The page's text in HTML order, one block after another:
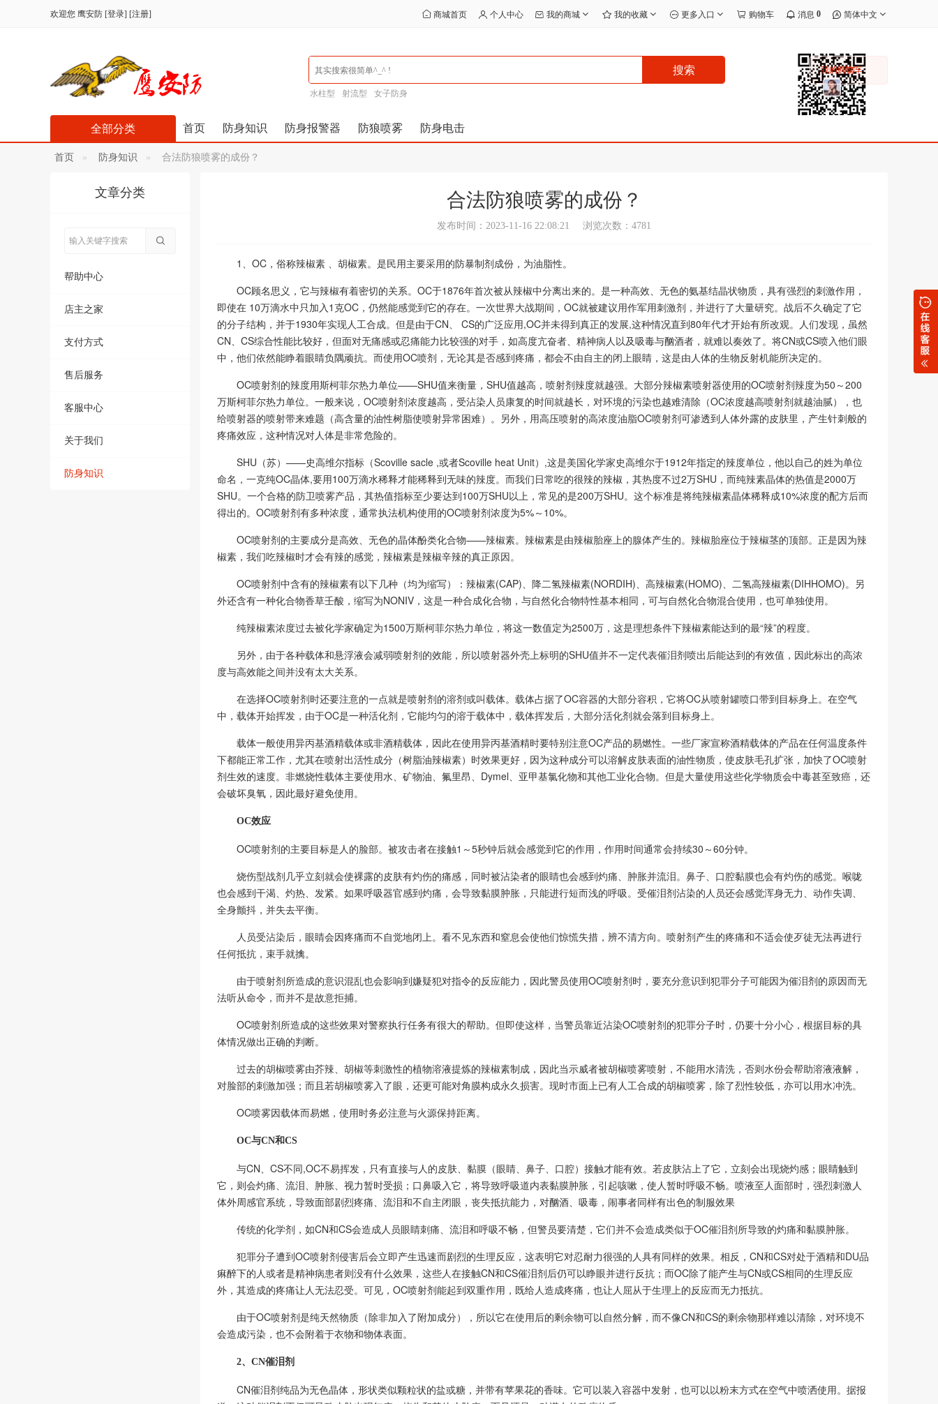
欢迎您 鹰安防 [登录] [注册] 商城首页 个人中心 我的商城 我的收藏 更多入口 购物车 消息 0 简体中文
搜索
水柱型 射流型 女子防身
我的购物车
首页 防身知识 防身报警器 防狼喷雾 防身电击
全部分类
首页 防身知识 合法防狼喷雾的成份？
合法防狼喷雾的成份？
发布时间：2023-11-16 22:08:21 浏览次数：4781
1、OC，俗称辣椒素 、胡椒素。是民用主要采用的防暴制剂成份，为油脂性。
OC顾名思义，它与辣椒有着密切的关系。OC于1876年首次被从辣椒中分离出来的。是一种高效、无色的氨基结晶状物质，具有强烈的刺激作用，
即使在 10万滴水中只加入1克OC，仍然能感觉到它的存在。一次世界大战期间，OC就被建议用作军用刺激剂，并进行了大量研究。战后不久确定了它
的分子结构，并于1930年实现人工合成。但是由于CN、 CS的广泛应用,OC并未得到真正的发展,这种情况直到80年代才开始有所改观。人们发现，虽然
CN、CS综合性能比较好，但面对无痛感或忍痛能力比较强的对手，如高度亢奋者、精神病人以及吸毒与酗酒者，就难以奏效了。将CN或CS喷入他们眼
中，他们依然能睁着眼睛负隅顽抗。而使用OC喷剂，无论其是否感到疼痛，都会不由自主的闭上眼睛，这是由人体的生物反射机能所决定的。
OC喷射剂的辣度用斯柯菲尔热力单位——SHU值来衡量，SHU值越高，喷射剂辣度就越强。大部分辣椒素喷射器使用的OC喷射剂辣度为50～200
万斯柯菲尔热力单位。一般来说，OC喷射剂浓度越高，受沾染人员康复的时间就越长，对环境的污染也越难清除（OC浓度越高喷射剂就越油腻），也
给喷射器的喷射带来难题（高含量的油性树脂使喷射异常困难）。另外，用高压喷射的高浓度油脂OC喷射剂可渗透到人体外露的皮肤里，产生针刺般的
疼痛效应，这种情况对人体是非常危险的。
SHU（苏）——史高维尔指标（Scoville sacle ,或者Scoville heat Unit）,这是美国化学家史高维尔于1912年指定的辣度单位，他以自己的姓为单位
命名，一克纯OC晶体,要用100万滴水稀释才能稀释到无味的辣度。而我们日常吃的很辣的辣椒，其热度不过2万SHU，而纯辣素晶体的热值是2000万
SHU。一个合格的防卫喷雾产品，其热值指标至少要达到100万SHU以上，常见的是200万SHU。这个标准是将纯辣椒素晶体稀释成10%浓度的配方后而
得出的。OC喷射剂有多种浓度，通常执法机构使用的OC喷射剂浓度为5%～10%。
OC喷射剂的主要成分是高效、无色的晶体酚类化合物——辣椒素。辣椒素是由辣椒胎座上的腺体产生的。辣椒胎座位于辣椒茎的顶部。正是因为辣
椒素，我们吃辣椒时才会有辣的感觉，辣椒素是辣椒辛辣的真正原因。
OC喷射剂中含有的辣椒素有以下几种（均为缩写）：辣椒素(CAP)、降二氢辣椒素(NORDIH)、高辣椒素(HOMO)、二氢高辣椒素(DIHHOMO)。另
外还含有一种化合物香草壬酸，缩写为NONIV，这是一种合成化合物，与自然化合物特性基本相同，可与自然化合物混合使用，也可单独使用。
纯辣椒素浓度过去被化学家确定为1500万斯柯菲尔热力单位，将这一数值定为2500万，这是理想条件下辣椒素能达到的最“辣”的程度。
另外，由于各种载体和悬浮液会减弱喷射剂的效能，所以喷射器外壳上标明的SHU值并不一定代表催泪剂喷出后能达到的有效值，因此标出的高浓
度与高效能之间并没有太大关系。
在选择OC喷射剂时还要注意的一点就是喷射剂的溶剂或叫载体。载体占据了OC容器的大部分容积，它将OC从喷射罐喷口带到目标身上。在空气
中，载体开始挥发，由于OC是一种活化剂，它能均匀的溶于载体中，载体挥发后，大部分活化剂就会落到目标身上。
载体一般使用异丙基酒精载体或非酒精载体，因此在使用异丙基酒精时要特别注意OC产品的易燃性。一些厂家宣称酒精载体的产品在任何温度条件
下都能正常工作，尤其在喷射出活性成分（树脂油辣椒素）时效果更好，因为这种成分可以溶解皮肤表面的油性物质，使皮肤毛孔扩张，加快了OC喷射
剂生效的速度。非燃烧性载体主要使用水、矿物油、氟里昂、Dymel、亚甲基氯化物和其他工业化合物。但是大量使用这些化学物质会中毒甚至致癌，还
会破坏臭氧，因此最好避免使用。
OC效应
OC喷射剂的主要目标是人的脸部。被攻击者在接触1～5秒钟后就会感觉到它的作用，作用时间通常会持续30～60分钟。
烧伤型战剂几乎立刻就会使裸露的皮肤有灼伤的痛感，同时被沾染者的眼睛也会感到灼痛、肿胀并流泪。鼻子、口腔黏膜也会有灼伤的感觉。喉咙
也会感到干渴、灼热、发紧。如果呼吸器官感到灼痛，会导致黏膜肿胀，只能进行短而浅的呼吸。受催泪剂沾染的人员还会感觉浑身无力、动作失调、
全身颤抖，并失去平衡。
人员受沾染后，眼睛会因疼痛而不自觉地闭上。看不见东西和窒息会使他们惊慌失措，辨不清方向。喷射剂产生的疼痛和不适会使歹徒无法再进行
任何抵抗，束手就擒。
由于喷射剂所造成的意识混乱也会影响到嫌疑犯对指令的反应能力，因此警员使用OC喷射剂时，要充分意识到犯罪分子可能因为催泪剂的原因而无
法听从命令，而并不是故意拒捕。
OC喷射剂所造成的这些效果对警察执行任务有很大的帮助。但即使这样，当警员靠近沾染OC喷射剂的犯罪分子时，仍要十分小心，根据目标的具
体情况做出正确的判断。
过去的胡椒喷雾由芥辣、胡椒等刺激性的植物溶液提炼的辣椒素制成，因此当示威者被胡椒喷雾喷射，不能用水清洗，否则水份会帮助溶液液解，
对脸部的刺激加强；而且若胡椒喷雾入了眼，还更可能对角膜构成永久损害。现时市面上已有人工合成的胡椒喷雾，除了烈性较低，亦可以用水冲洗。
OC喷雾因载体而易燃，使用时务必注意与火源保持距离。
OC与CN和CS
与CN、CS不同,OC不易挥发，只有直接与人的皮肤、黏膜（眼睛、鼻子、口腔）接触才能有效。若皮肤沾上了它，立刻会出现烧灼感；眼睛触到
它，则会灼痛、流泪、肿胀、视力暂时受损；口鼻吸入它，将导致呼吸道内表黏膜肿胀，引起咳嗽，使人暂时呼吸不畅。喷液至人面部时，强烈刺激人
体外周感官系统，导致面部剧烈疼痛、流泪和不自主闭眼，丧失抵抗能力，对酗酒、吸毒，闹事者同样有出色的制服效果
传统的化学剂，如CN和CS会造成人员眼睛刺痛、流泪和呼吸不畅，但警员要清楚，它们并不会造成类似于OC催泪剂所导致的灼痛和黏膜肿胀。
犯罪分子遭到OC喷射剂侵害后会立即产生迅速而剧烈的生理反应，这表明它对忍耐力很强的人具有同样的效果。相反，CN和CS对处于酒精和DU品
痳醉下的人或者是精神病患者则没有什么效果，这些人在接触CN和CS催泪剂后仍可以睁眼并进行反抗；而OC除了能产生与CN或CS相同的生理反应
外，其造成的疼痛让人无法忍受。可见，OC喷射剂能起到双重作用，既给人造成疼痛，也让人屈从于生理上的反应而无力抵抗。
由于OC喷射剂是纯天然物质（除非加入了附加成分），所以它在使用后的剩余物可以自然分解，而不像CN和CS的剩余物那样难以清除，对环境不
会造成污染，也不会附着于衣物和物体表面。
2、CN催泪剂
CN催泪剂纯品为无色晶体，形状类似颗粒状的盐或糖，并带有苹果花的香味。它可以装入容器中发射，也可以以粉末方式在空气中喷洒使用。据报
文章分类
帮助中心
店主之家
支付方式
售后服务
客服中心
关于我们
防身知识